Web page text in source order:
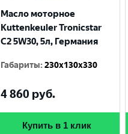
Масло моторное
Kuttenkeuler Tronicstar
C2 5W30, 5л, Германия
Габариты:230x130x330
4 860 руб.
Купить в 1 клик